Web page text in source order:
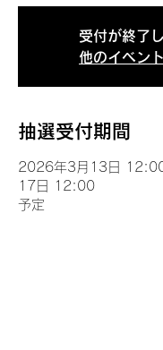
受付が終了
他のイベン
抽選受付期間
2026年3月13日
17日 12:00
予定